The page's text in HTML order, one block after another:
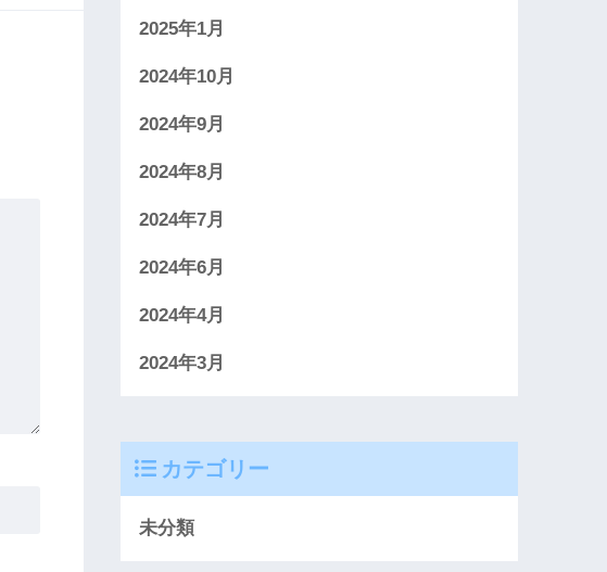
2025年1月
2024年10月
2024年9月
2024年8月
2024年7月
2024年6月
2024年4月
2024年3月
カテゴリー
未分類